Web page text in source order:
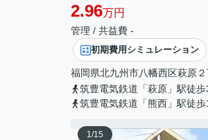
2.96万円
管理 / 共益費 -
初期費用シミュレーション
福岡県北九州市八幡西区萩原
筑豊電気鉄道「萩原」駅徒歩
筑豊電気鉄道「熊西」駅徒
1/15